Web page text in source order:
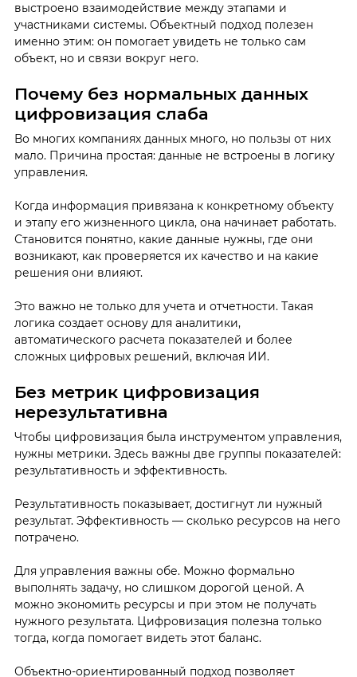
выстроено взаимодействие между этапами и
участниками системы. Объектный подход полезен
именно этим: он помогает увидеть не только сам
объект, но и связи вокруг него.
Почему без нормальных данных
цифровизация слаба
Во многих компаниях данных много, но пользы от них
мало. Причина простая: данные не встроены в логику
управления.
Когда информация привязана к конкретному объекту
и этапу его жизненного цикла, она начинает работать.
Становится понятно, какие данные нужны, где они
возникают, как проверяется их качество и на какие
решения они влияют.
Это важно не только для учета и отчетности. Такая
логика создает основу для аналитики,
автоматического расчета показателей и более
сложных цифровых решений, включая ИИ.
Без метрик цифровизация
нерезультативна
Чтобы цифровизация была инструментом управления,
нужны метрики. Здесь важны две группы показателей:
результативность и эффективность.
Результативность показывает, достигнут ли нужный
результат. Эффективность — сколько ресурсов на него
потрачено.
Для управления важны обе. Можно формально
выполнять задачу, но слишком дорогой ценой. А
можно экономить ресурсы и при этом не получать
нужного результата. Цифровизация полезна только
тогда, когда помогает видеть этот баланс.
Объектно-ориентированный подход позволяет